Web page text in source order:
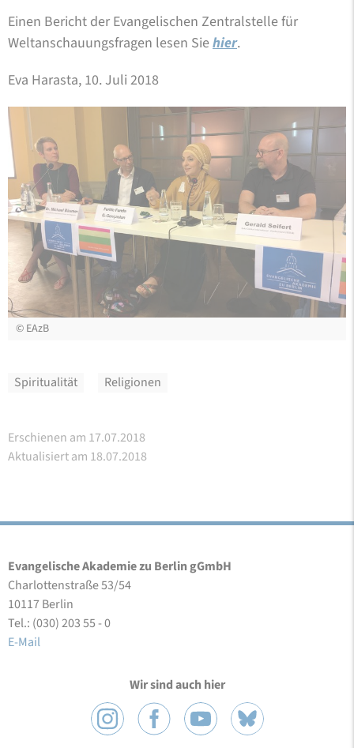
Einen Bericht der Evangelischen Zentralstelle für
Weltanschauungsfragen lesen Siehier.
Eva Harasta, 10. Juli 2018
© EAzB
© EAzB
© EAzB
© EAzB
© EAzB
© EAzB
© EAzB
© EAzB
© EAzB
Spiritualität Religionen
Erschienen am 17.07.2018
Aktualisiert am 18.07.2018
Evangelische Akademie zu Berlin gGmbH
Charlottenstraße 53/54
10117 Berlin
Tel.: (030) 203 55 - 0
E-Mail
Wir sind auch hier